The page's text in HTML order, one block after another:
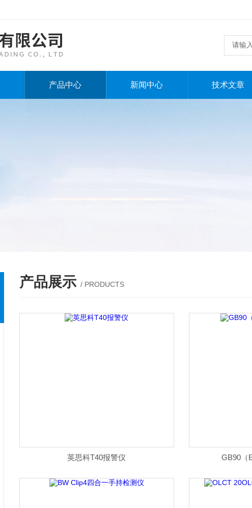
产品中心 新闻中心 技术文章
产品展示 / PRODUCTS
英思科T40报警仪 GB90（